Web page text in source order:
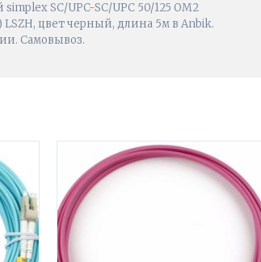
SC/UPC-SC/UPC 50/125 OM2
цвет черный, длина 5м в Anbik.
Самовывоз.